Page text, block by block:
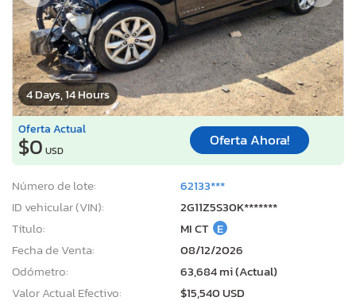
4 Days, 14 Hours
Oferta Actual
$0 USD
Oferta Ahora!
Número de lote:
62133***
ID vehicular (VIN):
2G11Z5S30K*******
Título:
MI CT E
Fecha de Venta:
08/12/2026
Odómetro:
63,684 mi (Actual)
Valor Actual Efectivo:
$15,540 USD